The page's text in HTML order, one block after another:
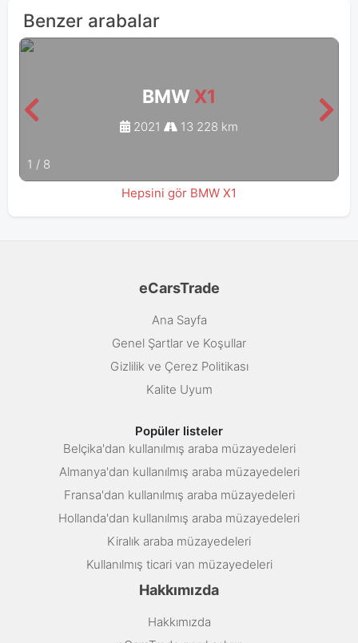
Benzer arabalar
BMW X1
2021 13 228 km
1 / 8
Hepsini gör BMW X1
eCarsTrade
Ana Sayfa
Genel Şartlar ve Koşullar
Gizlilik ve Çerez Politikası
Kalite Uyum
Popüler listeler
Belçika'dan kullanılmış araba müzayedeleri
Almanya'dan kullanılmış araba müzayedeleri
Fransa'dan kullanılmış araba müzayedeleri
Hollanda'dan kullanılmış araba müzayedeleri
Kiralık araba müzayedeleri
Kullanılmış ticari van müzayedeleri
Hakkımızda
Hakkımızda